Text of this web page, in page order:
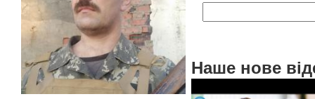
Наше нове